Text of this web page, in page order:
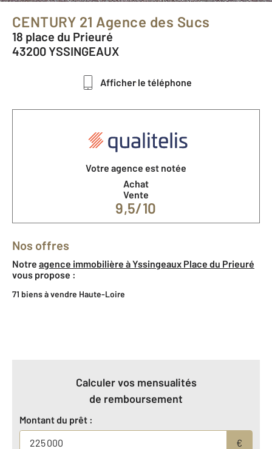
CENTURY 21 Agence des Sucs
18 place du Prieuré
43200 YSSINGEAUX
Afficher le téléphone
Votre agence est notée
Achat
Vente
9,5/10
Nos offres
Notre agence immobilière à Yssingeaux Place du Prieuré
vous propose :
71 biens à vendre Haute-Loire
Calculer vos mensualités
de remboursement
Montant du prêt :
€